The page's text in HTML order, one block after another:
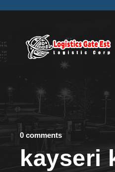
0 comments
kayseri